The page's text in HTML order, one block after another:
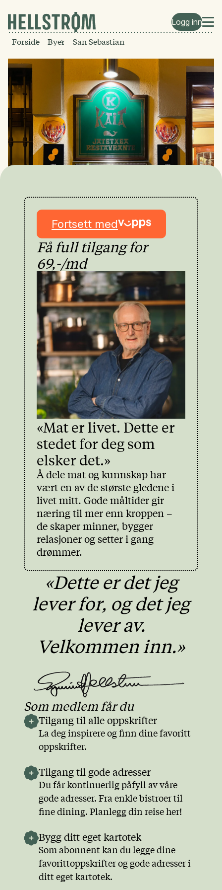
Logg inn
Forside Byer San Sebastian
Fortsett med
Få full tilgang for
69,-/md
«Mat er livet. Dette er
stedet for deg som
elsker det.»
Å dele mat og kunnskap har
vært en av de største gledene i
livet mitt. Gode måltider gir
næring til mer enn kroppen –
de skaper minner, bygger
relasjoner og setter i gang
drømmer.
«Dette er det jeg
lever for, og det jeg
lever av.
Velkommen inn.»
Som medlem får du
Tilgang til alle oppskrifter
La deg inspirere og finn dine favoritt
oppskrifter.
Tilgang til gode adresser
Du får kontinuerlig påfyll av våre
gode adresser. Fra enkle bistroer til
fine dining. Planlegg din reise her!
Bygg ditt eget kartotek
Som abonnent kan du legge dine
favorittoppskrifter og gode adresser i
ditt eget kartotek.